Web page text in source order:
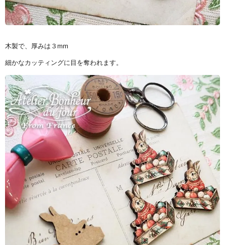
木製で、厚みは３mm
細かなカッティングに目を奪われます。